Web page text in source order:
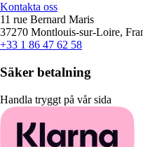
Kontakta oss
11 rue Bernard Maris
37270 Montlouis-sur-Loire,
+33 1 86 47 62 58
Säker betalning
Handla tryggt på vår sida